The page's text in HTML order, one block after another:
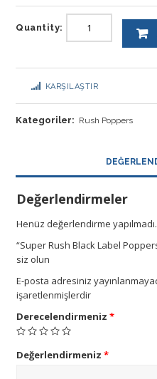
Quantity:
KARŞILAŞTIR
Kategoriler: Rush Poppers
Değerlendirmeler
Henüz değerlendirme yapılmadı.
“Super Rush Black Label
siz olun
E-posta adresiniz
işaretlenmişlerdir
Derecelendirmeniz *
Değerlendirmeniz *